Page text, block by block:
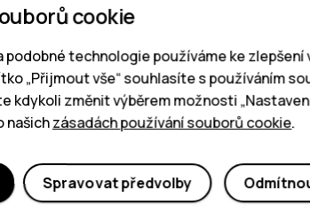
cookie
podobné technologie používáme ke
„Přijmout vše“ souhlasíte s používáním
kdykoli změnit výběrem možnosti
našichzásadách používání souborů cookie.
Spravovat předvolby